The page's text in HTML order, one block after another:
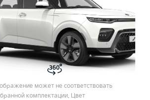
может не соответствовать
комплектации. Цвет